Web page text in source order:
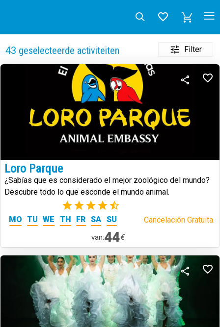
43 geselecteerde activiteiten Filter
Loro Parque
¿Sabías que es considerado el mejor zoológico del mundo?
Descubre todo lo que esconde el mundo animal.
(73)
MO TU WE TH FR SA SU Cancelación Gratuita.
van:44€